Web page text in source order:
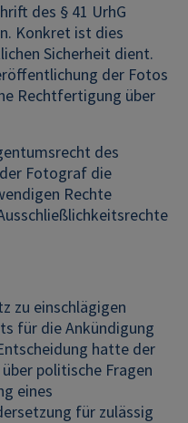
des § 41 UrhG
Konkret ist dies
Sicherheit dient.
der Fotos
Rechtfertigung über
des
Fotograf die
Rechte
zu einschlägigen
für die Ankündigung
hatte der
politische Fragen
eines
für zulässig